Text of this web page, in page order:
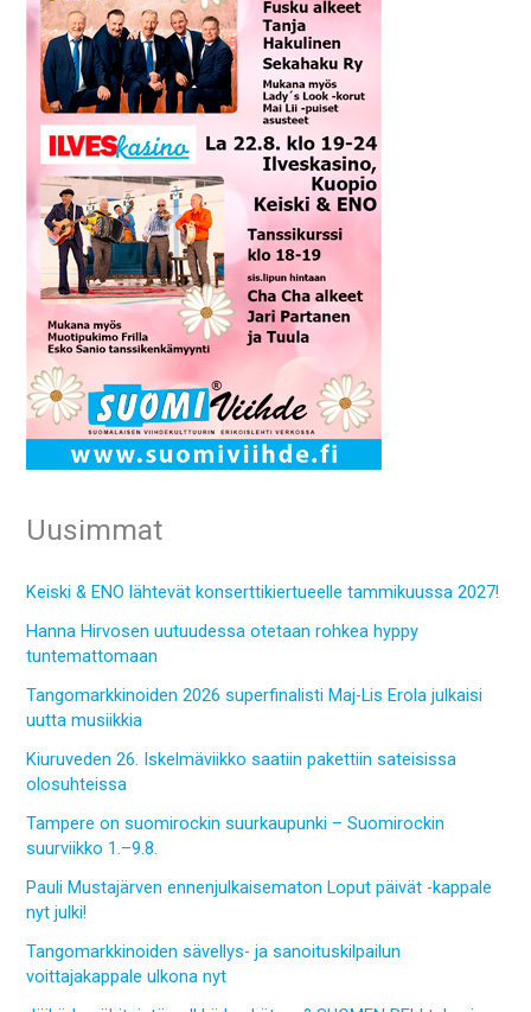
Uusimmat
Keiski & ENO lähtevät konserttikiertueelle tammikuussa 2027!
Hanna Hirvosen uutuudessa otetaan rohkea hyppy
tuntemattomaan
Tangomarkkinoiden 2026 superfinalisti Maj-Lis Erola julkaisi
uutta musiikkia
Kiuruveden 26. Iskelmäviikko saatiin pakettiin sateisissa
olosuhteissa
Tampere on suomirockin suurkaupunki – Suomirockin
suurviikko 1.–9.8.
Pauli Mustajärven ennenjulkaisematon Loput päivät -kappale
nyt julki!
Tangomarkkinoiden sävellys- ja sanoituskilpailun
voittajakappale ulkona nyt